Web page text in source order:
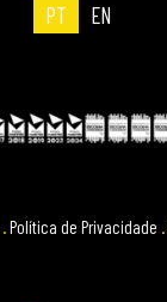
PT EN
.Política de Privacidade .